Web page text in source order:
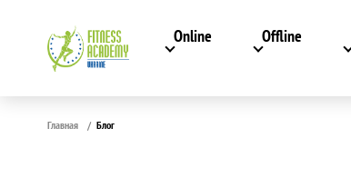
Online Offline
Главная Блог